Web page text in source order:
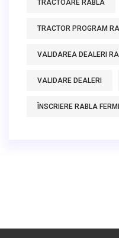
TRACTOARE RABLA
TRACTOR PROGRAM
VALIDAREA DEALERI
VALIDARE DEALERI
ÎNSCRIERE RABLA